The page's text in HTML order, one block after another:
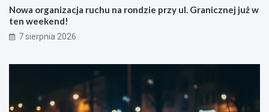
a
w
i
n
e
j
e
Nowa organizacja ruchu na rondzie przy ul. Granicznej już w
ten weekend!
7 sierpnia 2026